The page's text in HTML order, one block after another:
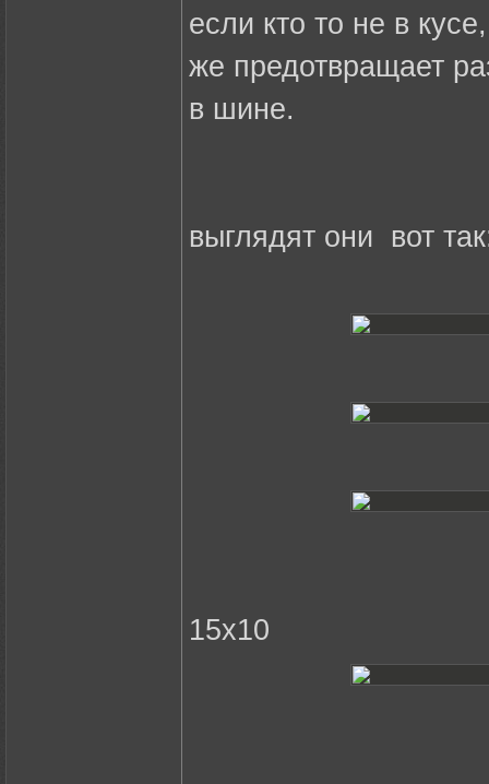
если кто то не в
же предотвращает
в шине.
выглядят они вот
15х10